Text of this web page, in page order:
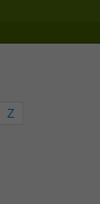
Z